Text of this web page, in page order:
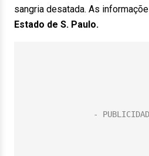
sangria desatada. As
Estado de S. Paulo.